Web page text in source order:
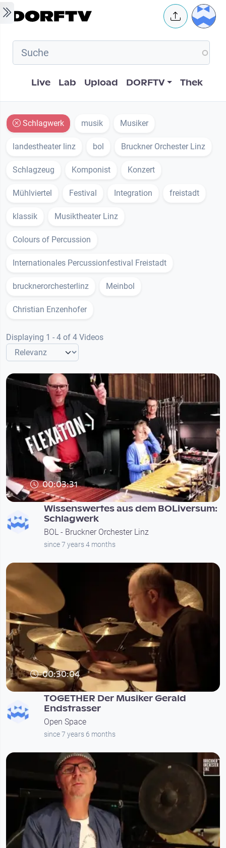
Skip to main content User
Hauptnavigation
Live Lab Upload DORFTV Thek
Schlagwerk musik Musiker
landestheater linz bol Bruckner Orchester Linz
Schlagzeug Komponist Konzert
Mühlviertel Festival Integration freistadt
klassik Musiktheater Linz
Colours of Percussion
Internationales Percussionfestival Freistadt
brucknerorchesterlinz Meinbol
Christian Enzenhofer
Displaying 1 - 4 of 4 Videos
00:03:31
Wissenswertes aus dem BOLiversum:
Schlagwerk
BOL - Bruckner Orchester Linz
since 7 years 4 months
00:30:04
TOGETHER Der Musiker Gerald
Endstrasser
Open Space
since 7 years 6 months